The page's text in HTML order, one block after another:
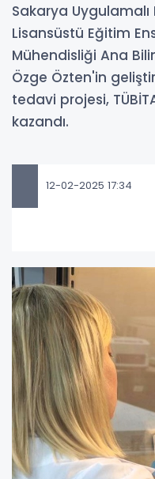
Sakarya Uygulamalı
Lisansüstü Eğitim
Mühendisliği Ana
Özge Özten'in
tedavi projesi,
kazandı.
12-02-2025 17:34